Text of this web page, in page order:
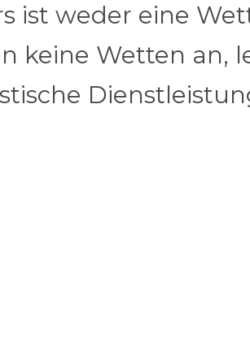
ist weder eine
keine Wetten an,